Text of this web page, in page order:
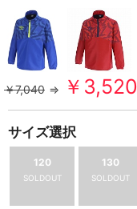
￥7,040 ⇒ ￥3,520
サイズ選択
120
SOLDOUT
130
SOLDOUT